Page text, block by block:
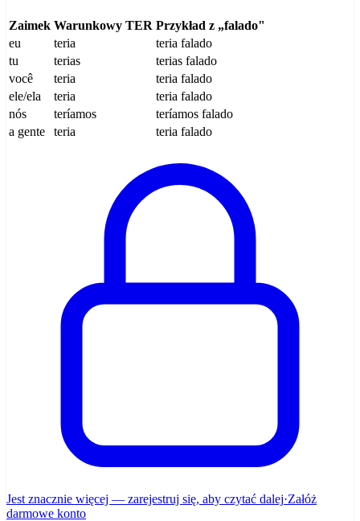
Zaimek Warunkowy TER Przykład z „falado"
eu
teria
teria falado
tu
terias
terias falado
você
teria
teria falado
ele/ela
teria
teria falado
nós
teríamos
teríamos falado
a gente
teria teria falado
Jest znacznie więcej — zarejestruj się, aby czytać dalej·Załóż
darmowe konto